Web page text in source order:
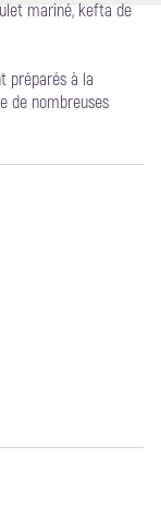
mariné, kefta de
préparés à la
de nombreuses